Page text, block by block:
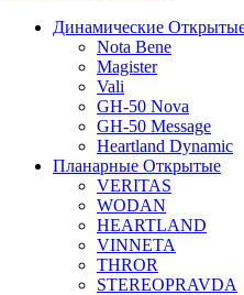
Динамические
Nota Bene
Magister
Vali
GH-50 Nova
GH-50 Message
Heartland Dynamic
Планарные Открытые
VERITAS
WODAN
HEARTLAND
VINNETA
THROR
STEREOPRAVDA